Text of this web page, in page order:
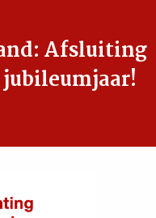
Afsluiting